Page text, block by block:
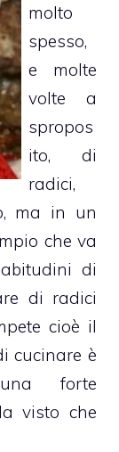
molto
spesso,
e molte
volte a
spropos
ito, di
radici,
ma in un
che va
di
di radici
cioè il
cucinare è
forte
visto che